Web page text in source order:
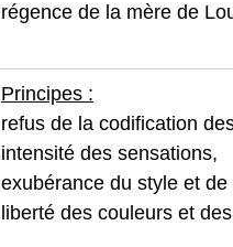
régence de la mère de
Principes :
refus de la codification
intensité des sensations,
exubérance du style et de
liberté des couleurs et